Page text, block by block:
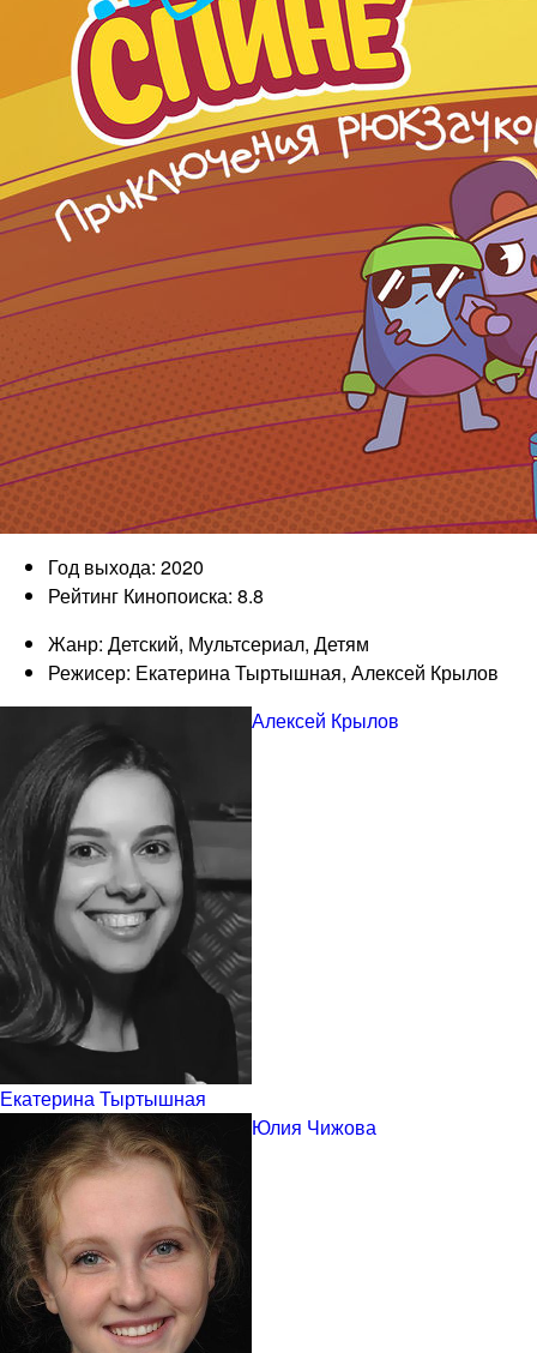
Год выхода: 2020
Рейтинг Кинопоиска: 8.8
Жанр: Детский, Мультсериал, Детям
Режисер: Екатерина Тыртышная, Алексей Крылов
Екатерина Тыртышная
Алексей Крылов
Юлия Чижова